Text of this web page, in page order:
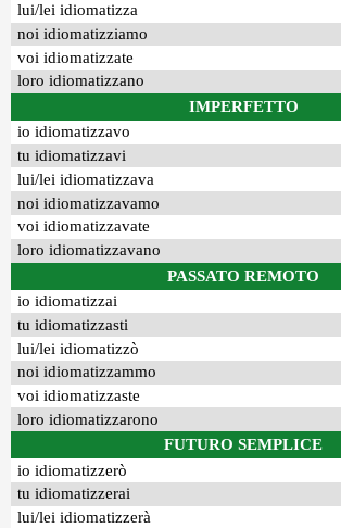
lui/lei idiomatizza
noi idiomatizziamo
voi idiomatizzate
loro idiomatizzano
IMPERFETTO
io idiomatizzavo
tu idiomatizzavi
lui/lei idiomatizzava
noi idiomatizzavamo
voi idiomatizzavate
loro idiomatizzavano
PASSATO REMOTO
io idiomatizzai
tu idiomatizzasti
lui/lei idiomatizzò
noi idiomatizzammo
voi idiomatizzaste
loro idiomatizzarono
FUTURO SEMPLICE
io idiomatizzerò
tu idiomatizzerai
lui/lei idiomatizzerà